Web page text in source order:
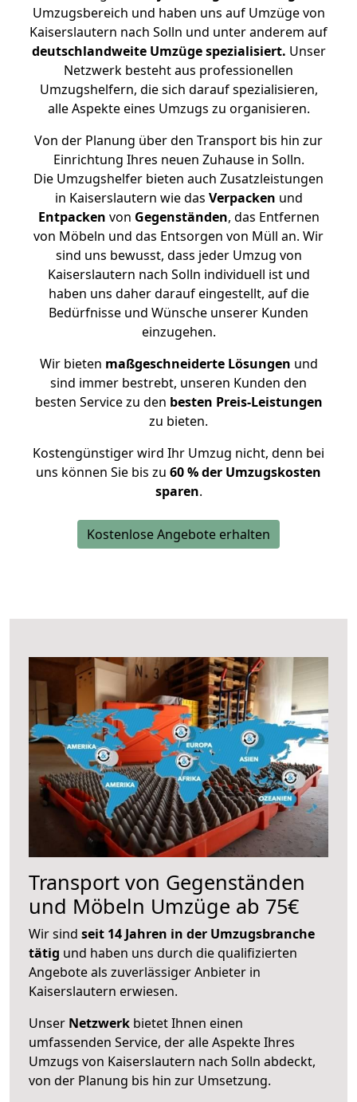
Umzugsbereich und haben uns auf Umzüge von
Kaiserslautern nach Solln und unter anderem auf
deutschlandweite Umzüge spezialisiert. Unser
Netzwerk besteht aus professionellen
Umzugshelfern, die sich darauf spezialisieren,
alle Aspekte eines Umzugs zu organisieren.
Von der Planung über den Transport bis hin zur
Einrichtung Ihres neuen Zuhause in Solln.
Die Umzugshelfer bieten auch Zusatzleistungen
in Kaiserslautern wie das Verpacken und
Entpacken von Gegenständen, das Entfernen
von Möbeln und das Entsorgen von Müll an. Wir
sind uns bewusst, dass jeder Umzug von
Kaiserslautern nach Solln individuell ist und
haben uns daher darauf eingestellt, auf die
Bedürfnisse und Wünsche unserer Kunden
einzugehen.
Wir bieten maßgeschneiderte Lösungen und
sind immer bestrebt, unseren Kunden den
besten Service zu den besten Preis-Leistungen
zu bieten.
Kostengünstiger wird Ihr Umzug nicht, denn bei
uns können Sie bis zu 60 % der Umzugskosten
sparen.
Kostenlose Angebote erhalten
Transport von Gegenständen
und Möbeln Umzüge ab 75€
Wir sind seit 14 Jahren in der Umzugsbranche
tätig und haben uns durch die qualifizierten
Angebote als zuverlässiger Anbieter in
Kaiserslautern erwiesen.
Unser Netzwerk bietet Ihnen einen
umfassenden Service, der alle Aspekte Ihres
Umzugs von Kaiserslautern nach Solln abdeckt,
von der Planung bis hin zur Umsetzung.